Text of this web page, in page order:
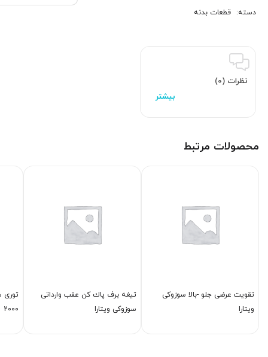
دسته: قطعات بدنه
نظرات (0)
محصولات مرتبط
تقویت عرضی جلو -بالا سوزوکی
ویتارا
تیغه برف پاك كن عقب وارداتی
سوزوکی ویتارا
توری
2000